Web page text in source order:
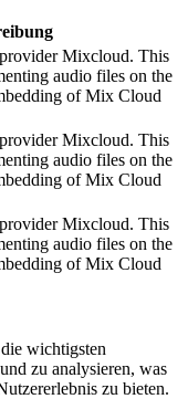
Mixcloud. This
audio files on the
of Mix Cloud
Mixcloud. This
audio files on the
of Mix Cloud
Mixcloud. This
audio files on the
of Mix Cloud
wichtigsten
zu analysieren, was
zu bieten.